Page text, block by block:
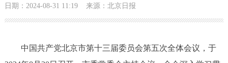
日期：2024-08-31 11:19 来源：北京日报
中国共产党北京市第十三届委员会第五次全体会议，于